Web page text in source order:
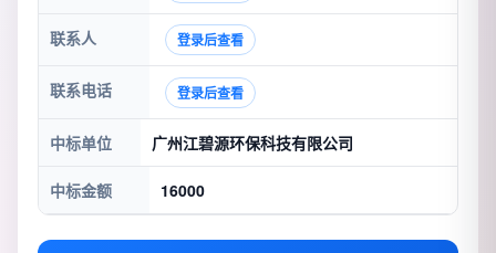
联系人 登录后查看
联系电话 登录后查看
中标单位 广州江碧源环保科技有限公司
中标金额 16000